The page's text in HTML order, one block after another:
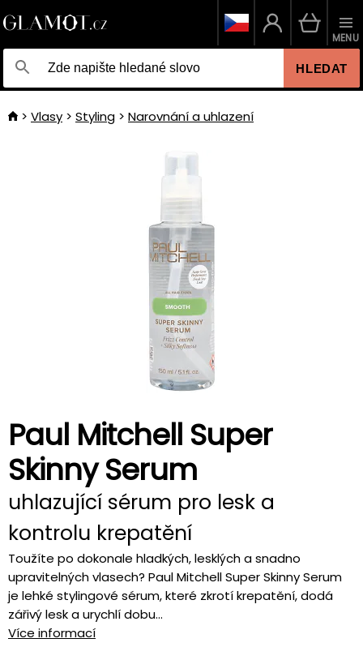
HLEDAT
MENU
Vlasy Styling Narovnání a uhlazení
Paul Mitchell Super
Skinny Serum
uhlazující sérum pro lesk a
kontrolu krepatění
Toužíte po dokonale hladkých, lesklých a snadno
upravitelných vlasech? Paul Mitchell Super Skinny Serum
je lehké stylingové sérum, které zkrotí krepatění, dodá
zářivý lesk a urychlí dobu...
Více informací